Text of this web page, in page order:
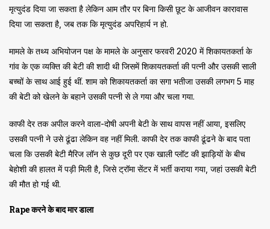
मृत्युदंड दिया जा सकता है लेकिन आम तौर पर बिना किसी छूट के आजीवन कारावास
दिया जा सकता है, जब तक कि मृत्युदंड अपरिहार्य न हो.
मामले के तथ्य अभियोजन पक्ष के मामले के अनुसार फरवरी 2020 में शिकायतकर्ता के
गांव के एक व्यक्ति की बेटी की शादी थी जिसमें शिकायतकर्ता की पत्नी और उसकी साली
बच्चों के साथ आई हुई थीं. शाम को शिकायतकर्ता का सगा भतीजा उसकी लगभग 5 माह
की बेटी को खेलने के बहाने उसकी पत्नी से ले गया और चला गया.
काफी देर तक अपील करने वाला-दोषी अपनी बेटी के साथ वापस नहीं आया, इसलिए
उसकी पत्नी ने उसे ढूंढा लेकिन वह नहीं मिली. काफी देर तक काफी ढूंढने के बाद पता
चला कि उसकी बेटी मैरिज लॉन से कुछ दूरी पर एक खाली प्लॉट की झाड़ियों के बीच
बेहोशी की हालत में पड़ी मिली है, जिसे ट्रॉमा सेंटर में भर्ती कराया गया, जहां उसकी बेटी
की मौत हो गई थी.
Rape करने के बाद मार डाला